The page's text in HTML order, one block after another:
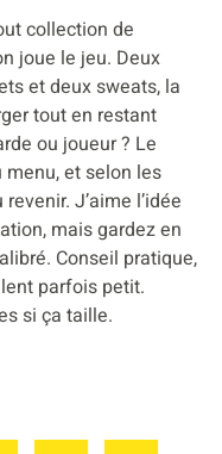
collection de
joue le jeu. Deux
et deux sweats, la
tout en restant
ou joueur ? Le
menu, et selon les
J’aime l’idée
mais gardez en
Conseil pratique,
parfois petit.
si ça taille.